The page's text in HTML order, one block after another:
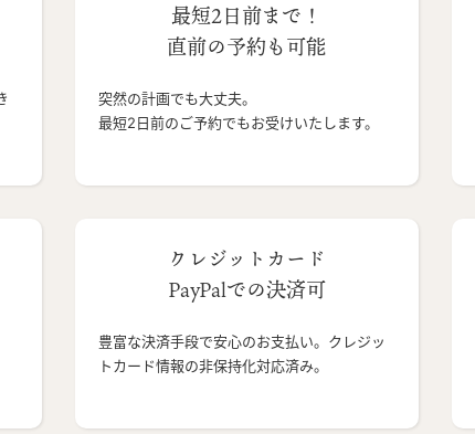
最短2日前まで！
直前の予約も可能
突然の計画でも大丈夫。
最短2日前のご予約でもお受けいたします。
クレジットカード
PayPalでの決済可
豊富な決済手段で安心のお支払い。クレジッ
トカード情報の非保持化対応済み。